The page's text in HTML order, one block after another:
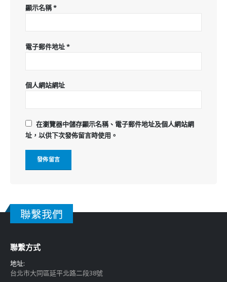
顯示名稱*
電子郵件地址*
個人網站網址
在瀏覽器中儲存顯示名稱、電子郵件地址及個人網站網
址，以供下次發佈留言時使用。
聯繫我們
聯繫方式
地址:
台北市大同區延平北路二段38號